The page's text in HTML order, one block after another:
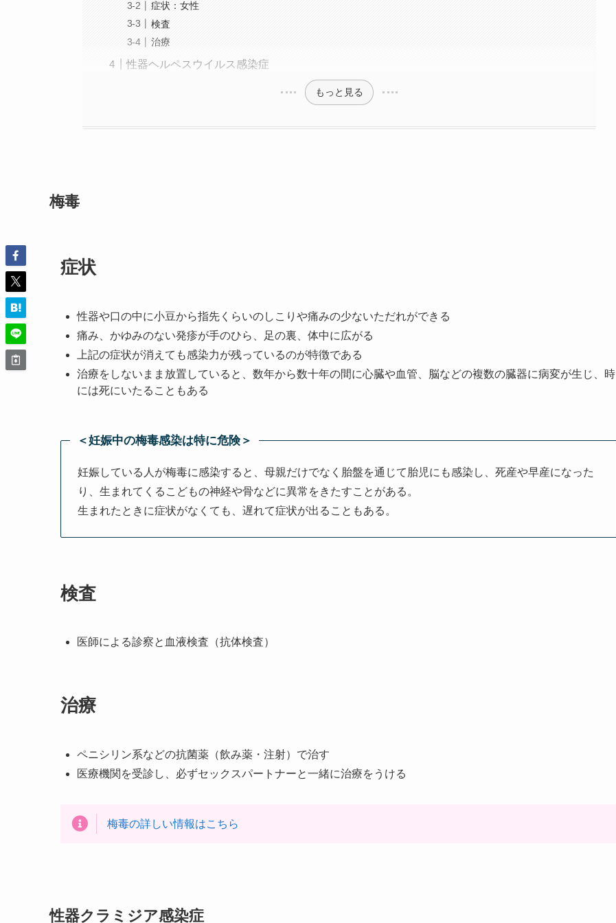
症状：女性
検査
治療
性器ヘルペスウイルス感染症
もっと見る
梅毒
症状
性器や口の中に小豆から指先くらいのしこりや痛みの少ないただれができる
痛み、かゆみのない発疹が手のひら、足の裏、体中に広がる
上記の症状が消えても感染力が残っているのが特徴である
治療をしないまま放置していると、数年から数十年の間に心臓や血管、脳などの複数の臓器に病変が生じ、時
には死にいたることもある
＜妊娠中の梅毒感染は特に危険＞
妊娠している人が梅毒に感染すると、母親だけでなく胎盤を通じて胎児にも感染し、死産や早産になった
り、生まれてくるこどもの神経や骨などに異常をきたすことがある。
生まれたときに症状がなくても、遅れて症状が出ることもある。
検査
医師による診察と血液検査（抗体検査）
治療
ペニシリン系などの抗菌薬（飲み薬・注射）で治す
医療機関を受診し、必ずセックスパートナーと一緒に治療をうける
梅毒の詳しい情報はこちら
性器クラミジア感染症